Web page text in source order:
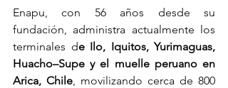
Enapu, con 56 años desde su
fundación, administra actualmente los
terminales de Ilo, Iquitos, Yurimaguas,
Huacho–Supe y el muelle peruano en
Arica, Chile , movilizando cerca de 800